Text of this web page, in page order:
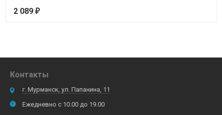
2 089 ₽
Контакты
г. Мурманск, ул. Папанина, 11
Ежедневно с 10.00 до 19.00